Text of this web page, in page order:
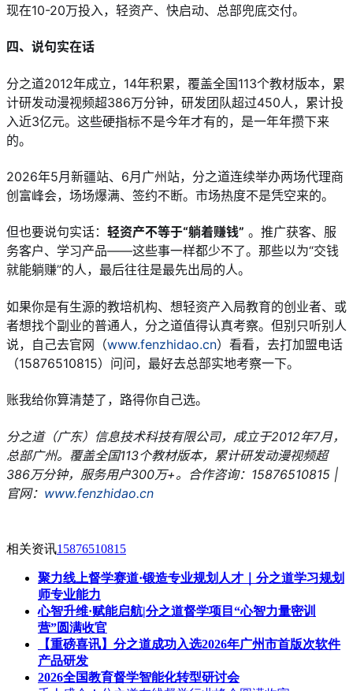
现在10-20万投入，轻资产、快启动、总部兜底交付。
四、说句实在话
分之道2012年成立，14年积累，覆盖全国113个教材版本，累
计研发动漫视频超386万分钟，研发团队超过450人，累计投
入近3亿元。这些硬指标不是今年才有的，是一年年攒下来
的。
2026年5月新疆站、6月广州站，分之道连续举办两场代理商
创富峰会，场场爆满、签约不断。市场热度不是凭空来的。
但也要说句实话： 轻资产不等于“躺着赚钱” 。推广获客、服
务客户、学习产品——这些事一样都少不了。那些以为“交钱
就能躺赚”的人，最后往往是最先出局的人。
如果你是有生源的教培机构、想轻资产入局教育的创业者、或
者想找个副业的普通人，分之道值得认真考察。但别只听别人
说，自己去官网（www.fenzhidao.cn）看看，去打加盟电话
（15876510815）问问，最好去总部实地考察一下。
账我给你算清楚了，路得你自己选。
分之道（广东）信息技术科技有限公司，成立于2012年7月，
总部广州。覆盖全国113个教材版本，累计研发动漫视频超
386万分钟，服务用户300万+。合作咨询：15876510815 |
官网： www.fenzhidao.cn
相关资讯15876510815
聚力线上督学赛道·锻造专业规划人才｜分之道学习规划
师专业能力
心智升维·赋能启航|分之道督学项目“心智力量密训
营”圆满收官
【重磅喜讯】分之道成功入选2026年广州市首版次软件
产品研发
2026全国教育督学智能化转型研讨会